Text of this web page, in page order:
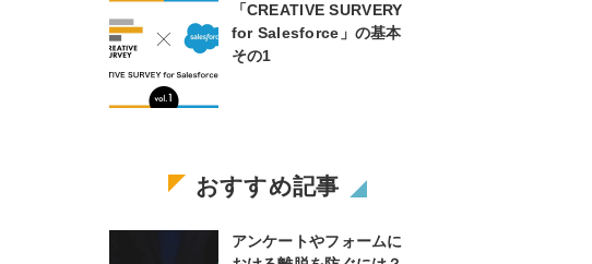
「CREATIVE SURVERY
for Salesforce」の基本
その1
おすすめ記事
アンケートやフォームに